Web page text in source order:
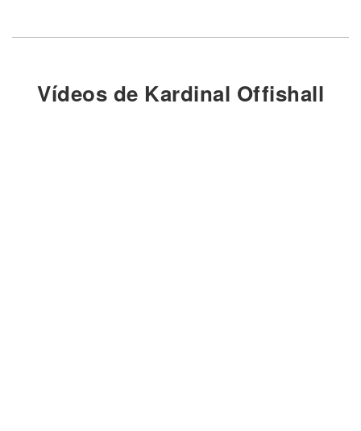
Vídeos de Kardinal Offishall